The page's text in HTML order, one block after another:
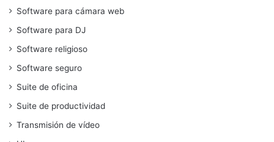
Software para cámara web
Software para DJ
Software religioso
Software seguro
Suite de oficina
Suite de productividad
Transmisión de vídeo